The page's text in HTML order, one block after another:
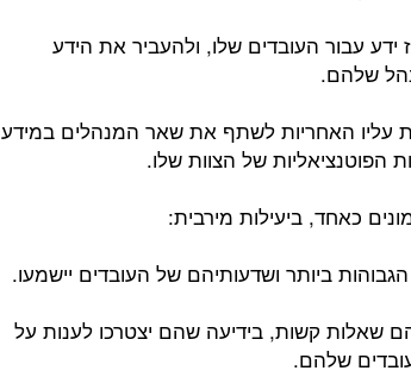
עבור העובדים שלו, ולהעביר את הידע
שלהם.
עליו האחריות לשתף את שאר המנהלים במידע
הפוטנציאליות של הצוות שלו.
ביותר ושדעותיהם של העובדים יישמעו.
שאלות קשות, בידיעה שהם יצטרכו לענות על
שלהם.